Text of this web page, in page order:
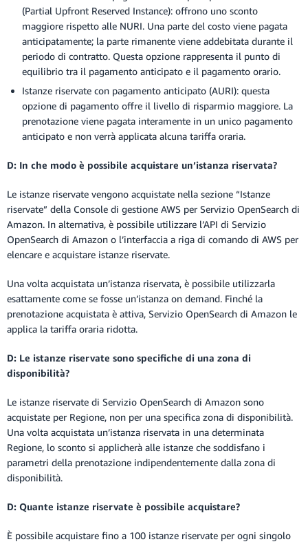
(Partial Upfront Reserved Instance): offrono uno sconto
maggiore rispetto alle NURI. Una parte del costo viene pagata
anticipatamente; la parte rimanente viene addebitata durante il
periodo di contratto. Questa opzione rappresenta il punto di
equilibrio tra il pagamento anticipato e il pagamento orario.
Istanze riservate con pagamento anticipato (AURI): questa
opzione di pagamento offre il livello di risparmio maggiore. La
prenotazione viene pagata interamente in un unico pagamento
anticipato e non verrà applicata alcuna tariffa oraria.
D: In che modo è possibile acquistare un’istanza riservata?
Le istanze riservate vengono acquistate nella sezione “Istanze
riservate” della Console di gestione AWS per Servizio OpenSearch di
Amazon. In alternativa, è possibile utilizzare l’API di Servizio
OpenSearch di Amazon o l’interfaccia a riga di comando di AWS per
elencare e acquistare istanze riservate.
Una volta acquistata un’istanza riservata, è possibile utilizzarla
esattamente come se fosse un’istanza on demand. Finché la
prenotazione acquistata è attiva, Servizio OpenSearch di Amazon le
applica la tariffa oraria ridotta.
D: Le istanze riservate sono specifiche di una zona di
disponibilità?
Le istanze riservate di Servizio OpenSearch di Amazon sono
acquistate per Regione, non per una specifica zona di disponibilità.
Una volta acquistata un’istanza riservata in una determinata
Regione, lo sconto si applicherà alle istanze che soddisfano i
parametri della prenotazione indipendentemente dalla zona di
disponibilità.
D: Quante istanze riservate è possibile acquistare?
È possibile acquistare fino a 100 istanze riservate per ogni singolo